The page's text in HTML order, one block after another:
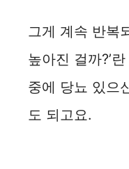
그게 계속 반복
높아진 걸까?’
중에 당뇨 있으
도 되고요.